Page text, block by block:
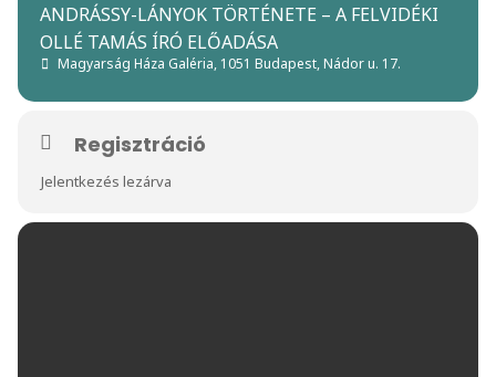
ANDRÁSSY-LÁNYOK TÖRTÉNETE – A FELVIDÉKI
OLLÉ TAMÁS ÍRÓ ELŐADÁSA
Magyarság Háza Galéria, 1051 Budapest, Nádor u. 17.
Regisztráció
Jelentkezés lezárva